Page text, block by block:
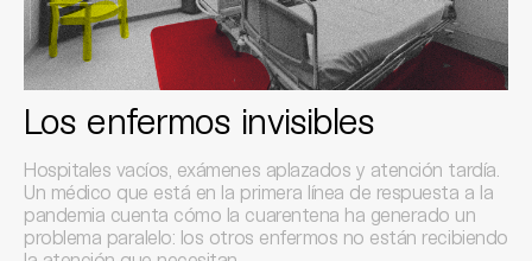
Los enfermos invisibles
Hospitales vacíos, exámenes aplazados y atención tardía.
Un médico que está en la primera línea de respuesta a la
pandemia cuenta cómo la cuarentena ha generado un
problema paralelo: los otros enfermos no están recibiendo